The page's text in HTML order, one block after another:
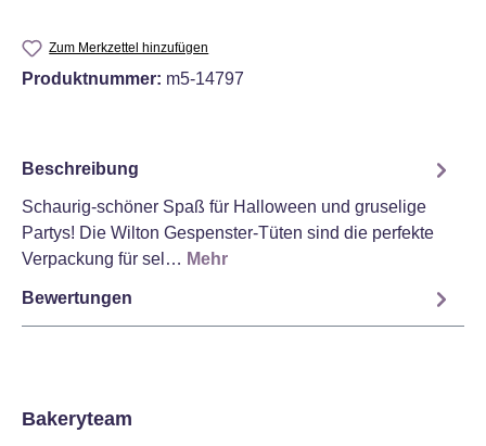
Zum Merkzettel hinzufügen
Produktnummer: m5-14797
Beschreibung
Schaurig-schöner Spaß für Halloween und gruselige
Partys! Die Wilton Gespenster-Tüten sind die perfekte
Verpackung für sel… Mehr
Bewertungen
Bakeryteam